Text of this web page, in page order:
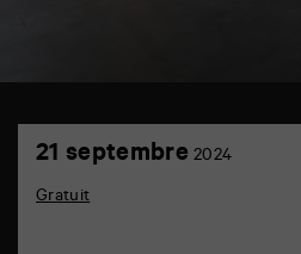
21 septembre 2024
Gratuit